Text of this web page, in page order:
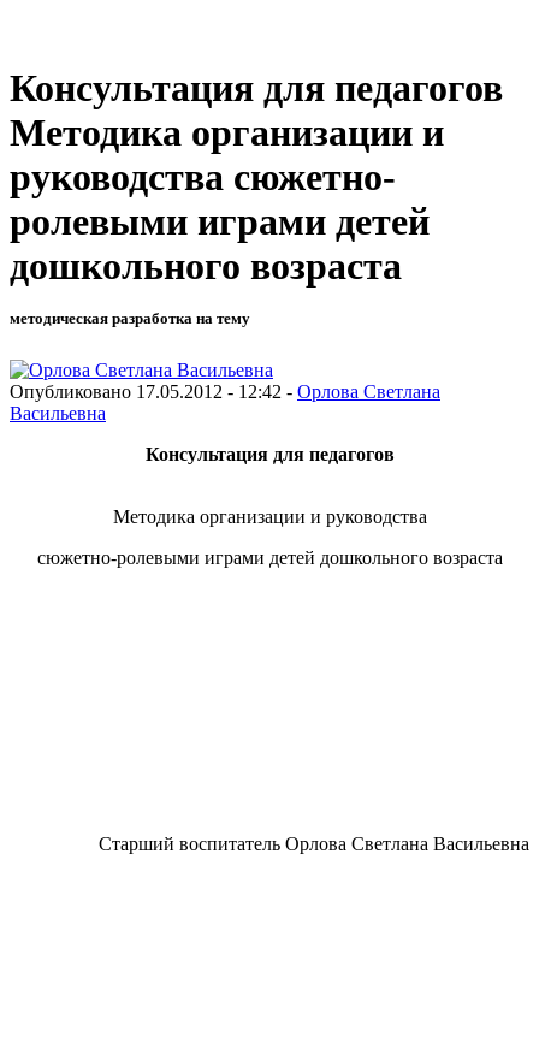
Консультация для педагогов
Методика организации и
руководства сюжетно-
ролевыми играми детей
дошкольного возраста
методическая разработка на тему
Опубликовано 17.05.2012 - 12:42 - Орлова Светлана
Васильевна
Консультация для педагогов
Методика организации и руководства
сюжетно-ролевыми играми детей дошкольного возраста
Старший воспитатель Орлова Светлана Васильевна